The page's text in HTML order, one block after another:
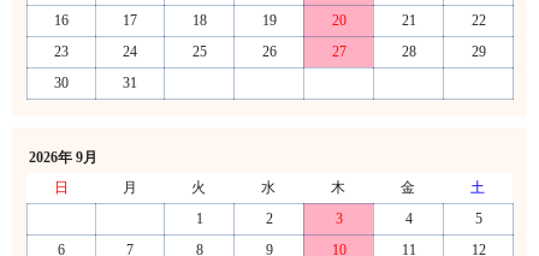
16
17 18 19 20 21
22
23
24 25 26 27 28
29
30
31
2026年 9月
日
月 火 水 木 金
土
1
2 3 4
5
6
7 8 9 10 11
12